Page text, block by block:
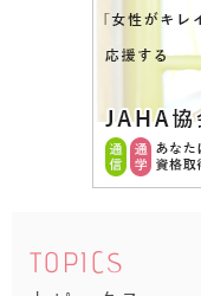
TOPICS